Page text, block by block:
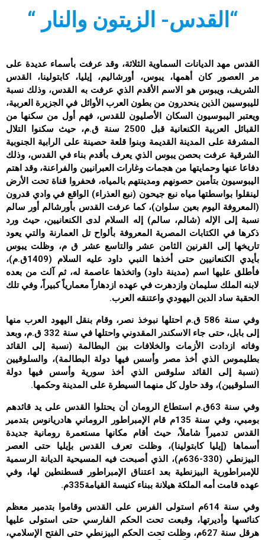
“القدس- الزيتون والنار “
القدس مهد الديانات السماوية الثلاثة، وقد عرفت بأسماء عديدة على
مر العصور كان أهمها، يبوس، أورشاليم، إيليا، كابتولينا، القدس
الشريف، ويبوس هو الاسم الأقدم الذي عرفت به القدس، وذلك نسبة
لليبوسيين الذين ينحدرون من بطون العرب الأوائل في الجزيرة العربية،
ويعتبر اليبوسيون السكان الأصليون للقدس، فهم أول من سكنها من
القبائل العربية الكنعانية قبل 2500 سنة ق.م، حيث سكنوا التلال
المشرفة على المدينة القديمة وبنوا قلعة حصينة على الرابية الجنوبية
الشرقية عرفت بحصن يبوس الذي يعرف بأقدم بناء في القدس، وذلك
دفاعا عنها وحمايتها من هجمات وغارات العبرانيين والفراعنة، وقد اهتم
اليبوسيون بتأمين حصونهم ومدينتهم بالمياه، فحفروا قناة تحت الأرض
لينقلوا بواسطتها مياه نبع جيحون (نبع العذراء) الواقع في وادي قدرون
(المعروفة اليوم بعين سلوان)، كما عرفت القدس بأورشالم أور سالم
نسبة إلى الإله (شالم، سالم) إله السلام لدى الكنعانيين، حيث ورد
ذكرها في الكتابات المصرية المعروفة بألواح تل العمارنة والتي يعود
تاريخها إلى القرنين الثامن عشر والتاسع عشر ق م، وظلت يبوس
بأيدي الكنعانيين حتى أخذها النبي داود عليه السلام (1409ق.م)،
فأطلق عليها اسم (مدينة داود) واتخذها عاصمة له، ثم آلت من بعده
لابنه الملك سليمان وازدهرت في عهده ازدهاراً معمارياً كبيراً، وفي تلك
الحقبة ساد الدين اليهودي واعتنقه العرب.
وفي سنة 586 ق.م احتلها نبوخذ نصر، وقام بنقل اليهود العرب منها
إلى بابل، حتى جاء الاسكندر المقدوني واحتلها في سنة 332 ق.م، وبعد
وفاته ازدادت الأزمات والخلافات بين البطالمة (نسبة إلى القائد
بطليموس الذي أخذ مصر وأسس فيها دولة البطالمة)، والسلوقيين
(نسبة إلى القائد سلوقس الذي أخذ سورية وأسس فيها دولة
السلوقيين)، وقد حاول كل منهما السيطرة على المدينة وحكمها.
وفي سنة 63ق.م استطاع الرومان أن يحتلوا القدس على يد قائدهم
بومبي، وفي سنة 135م قام الإمبراطور الروماني هادريانوس بتدمير
القدس تدميراً شاملاً، حيث أقام مكانها مستعمرة رومانية جديدة
أسماها (إيليا كابتولينا)، وظلت تعرف القدس بإيليا حتى العصر
البيزنطي (330-636م)، الذي أصبحت فيه المسيحية الديانة الرسمية
للإمبراطورية البيزنطية بعد اعتناق الإمبراطور قسطنطين لها، وفي
عهده قامت أمه الملكة هيلانة ببناء كنيسة القيامة335م.
وفي سنة 614م استولى الفرس على القدس وقاموا بتدمير معظم
كنائسها وأديرتها، وقبعت تحت الحكم الفارسي حتى استولى عليها
هرقل سنة 627م، وظلت تحت الحكم البيزنطي حتى الفتح الإسلامي،